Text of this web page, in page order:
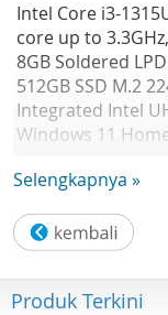
Intel Core i3-
core up to
8GB Soldered
512GB SSD M.2
Integrated Intel
Windows 11
2Y ADP-Idea NB
Selengkapnya »
Produk Terkini